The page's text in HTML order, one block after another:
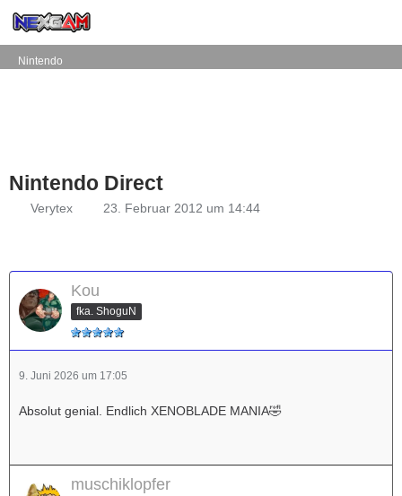
Nintendo
Nintendo Direct
Verytex 23. Februar 2012 um 14:44
Kou
fka. ShoguN
9. Juni 2026 um 17:05
Absolut genial. Endlich XENOBLADE MANIA🤣
muschiklopfer